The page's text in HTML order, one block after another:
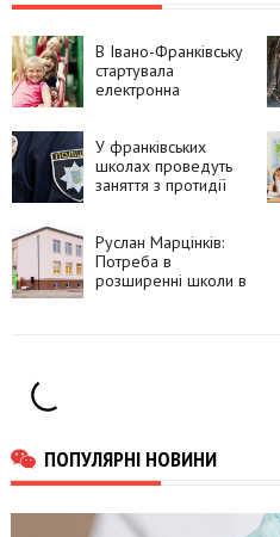
В Івано-Франківську
стартувала
електронна
У франківських
школах проведуть
заняття з протидії
Руслан Марцінків:
Потреба в
розширенні школи в
ПОПУЛЯРНІ НОВИНИ